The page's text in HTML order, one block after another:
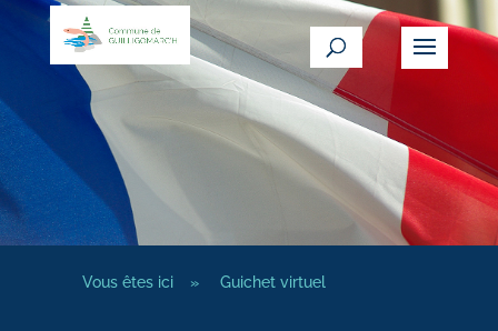
Vous êtes ici » Guichet virtuel